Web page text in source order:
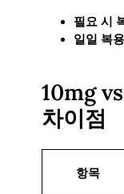
필요 시
일일 복
10mg
차이점
항목